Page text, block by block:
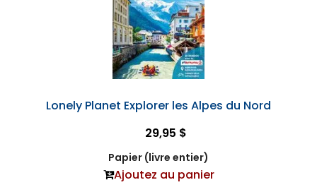
Lonely Planet Explorer les Alpes du Nord
29,95 $
Papier (livre entier)
Ajoutez au panier